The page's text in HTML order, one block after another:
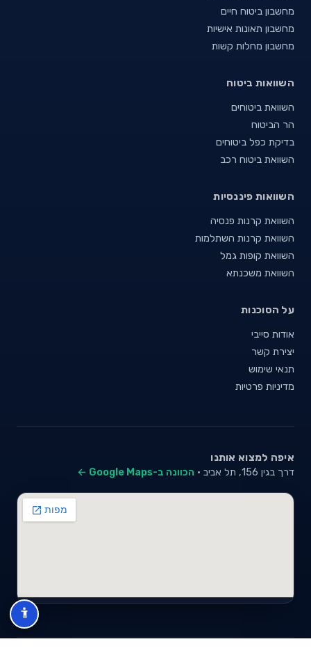
מחשבון ביטוח חיים
מחשבון תאונות אישיות
מחשבון מחלות קשות
השוואות ביטוח
השוואת ביטוחים
הר הביטוח
בדיקת כפל ביטוחים
השוואת ביטוח רכב
השוואות פיננסיות
השוואת קרנות פנסיה
השוואת קרנות השתלמות
השוואת קופות גמל
השוואת משכנתא
על הסוכנות
אודות סייבי
יצירת קשר
תנאי שימוש
מדיניות פרטיות
איפה למצוא אותנו
דרך בגין 156, תל אביב · הכוונה ב-Google Maps ←